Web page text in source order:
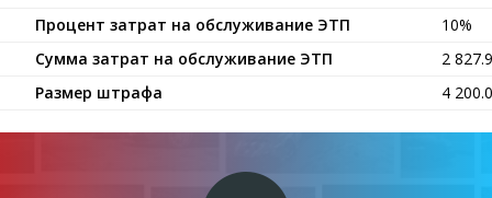
Процент затрат на обслуживание ЭТП
10%
Сумма затрат на обслуживание ЭТП
2
Размер штрафа
4